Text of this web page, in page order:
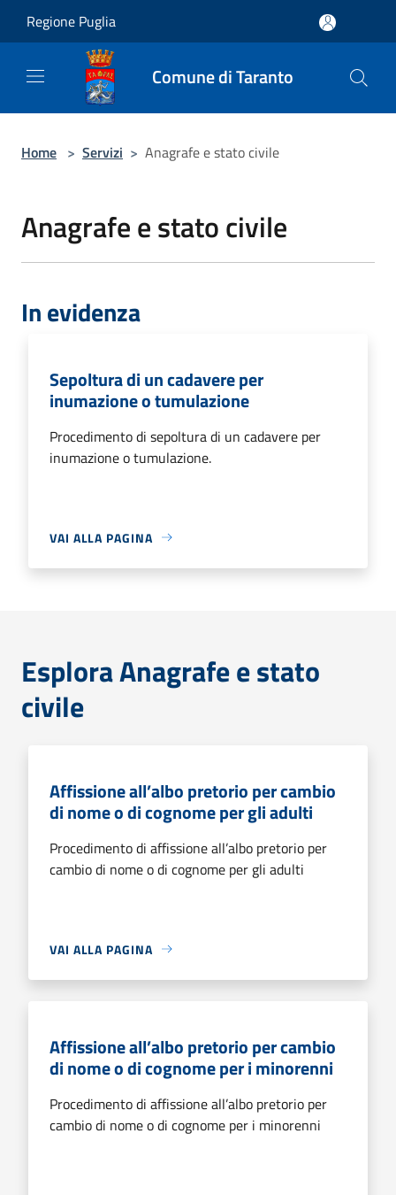
Regione Puglia
Comune di Taranto
Home > Servizi > Anagrafe e stato civile
Anagrafe e stato civile
In evidenza
Sepoltura di un cadavere per
inumazione o tumulazione
Procedimento di sepoltura di un cadavere per
inumazione o tumulazione.
VAI ALLA PAGINA
Esplora Anagrafe e stato
civile
Affissione all’albo pretorio per cambio
di nome o di cognome per gli adulti
Procedimento di affissione all’albo pretorio per
cambio di nome o di cognome per gli adulti
VAI ALLA PAGINA
Affissione all’albo pretorio per cambio
di nome o di cognome per i minorenni
Procedimento di affissione all’albo pretorio per
cambio di nome o di cognome per i minorenni